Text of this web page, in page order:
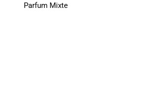
Parfum Mixte